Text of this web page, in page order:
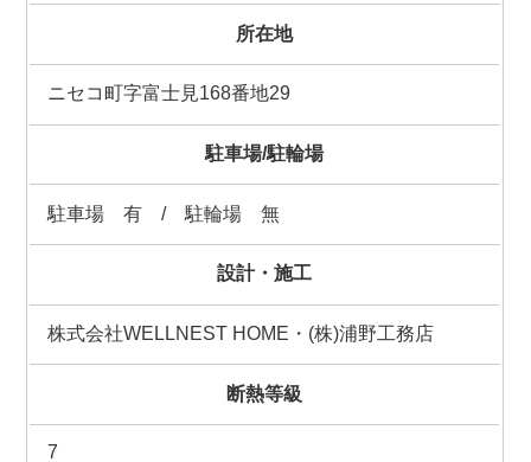
所在地
ニセコ町字富士見168番地29
駐車場/駐輪場
駐車場 有 / 駐輪場 無
設計・施工
株式会社WELLNEST HOME・(株)浦野工務店
断熱等級
7